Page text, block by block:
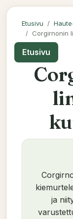
Etusivu
Corgirnonin
Etusivu
ja